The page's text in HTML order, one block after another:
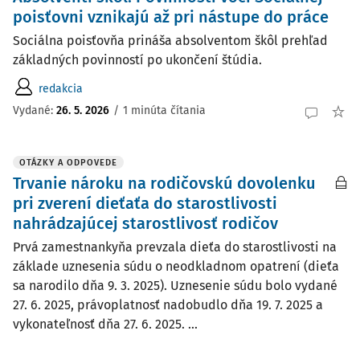
poisťovni vznikajú až pri nástupe do práce
Sociálna poisťovňa prináša absolventom škôl prehľad
základných povinností po ukončení štúdia.
redakcia
Vydané: 26. 5. 2026 / 1 minúta čítania
OTÁZKY A ODPOVEDE
Trvanie nároku na rodičovskú dovolenku
pri zverení dieťaťa do starostlivosti
nahrádzajúcej starostlivosť rodičov
Prvá zamestnankyňa prevzala dieťa do starostlivosti na
základe uznesenia súdu o neodkladnom opatrení (dieťa
sa narodilo dňa 9. 3. 2025). Uznesenie súdu bolo vydané
27. 6. 2025, právoplatnosť nadobudlo dňa 19. 7. 2025 a
vykonateľnosť dňa 27. 6. 2025. ...